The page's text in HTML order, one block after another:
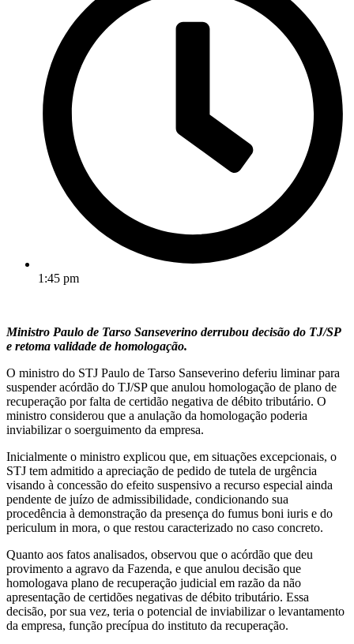
1:45 pm
Ministro Paulo de Tarso Sanseverino derrubou decisão do TJ/SP
e retoma validade de homologação.
O ministro do STJ Paulo de Tarso Sanseverino deferiu liminar para
suspender acórdão do TJ/SP que anulou homologação de plano de
recuperação por falta de certidão negativa de débito tributário. O
ministro considerou que a anulação da homologação poderia
inviabilizar o soerguimento da empresa.
Inicialmente o ministro explicou que, em situações excepcionais, o
STJ tem admitido a apreciação de pedido de tutela de urgência
visando à concessão do efeito suspensivo a recurso especial ainda
pendente de juízo de admissibilidade, condicionando sua
procedência à demonstração da presença do fumus boni iuris e do
periculum in mora, o que restou caracterizado no caso concreto.
Quanto aos fatos analisados, observou que o acórdão que deu
provimento a agravo da Fazenda, e que anulou decisão que
homologava plano de recuperação judicial em razão da não
apresentação de certidões negativas de débito tributário. Essa
decisão, por sua vez, teria o potencial de inviabilizar o levantamento
da empresa, função precípua do instituto da recuperação.